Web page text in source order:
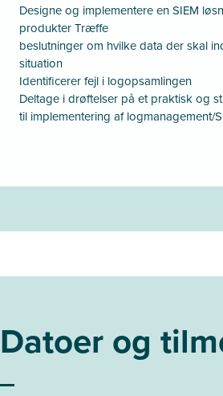
Designe og implementere en SIEM
produkter Træffe
beslutninger om hvilke data der skal
situation
Identificerer fejl i logopsamlingen
Deltage i drøftelser på et praktisk og
til implementering af logmanagement/
Datoer og